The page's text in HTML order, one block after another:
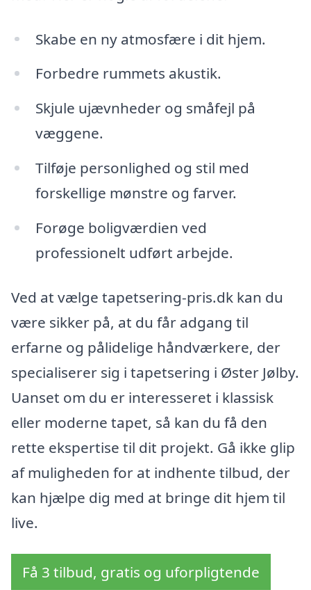
Skabe en ny atmosfære i dit hjem.
Forbedre rummets akustik.
Skjule ujævnheder og småfejl på
væggene.
Tilføje personlighed og stil med
forskellige mønstre og farver.
Forøge boligværdien ved
professionelt udført arbejde.
Ved at vælge tapetsering-pris.dk kan du
være sikker på, at du får adgang til
erfarne og pålidelige håndværkere, der
specialiserer sig i tapetsering i Øster Jølby.
Uanset om du er interesseret i klassisk
eller moderne tapet, så kan du få den
rette ekspertise til dit projekt. Gå ikke glip
af muligheden for at indhente tilbud, der
kan hjælpe dig med at bringe dit hjem til
live.
Få 3 tilbud, gratis og uforpligtende